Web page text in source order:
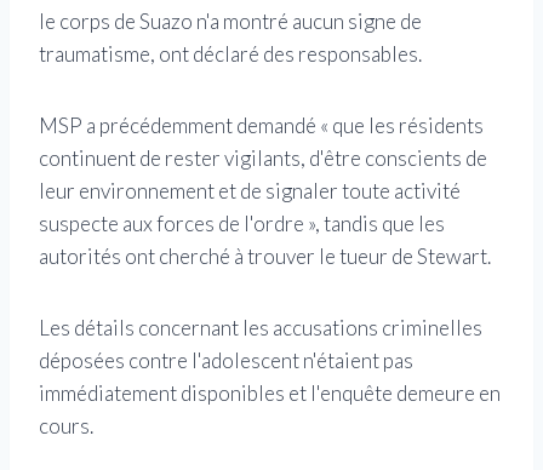
le corps de Suazo n'a montré aucun signe de
traumatisme, ont déclaré des responsables.
MSP a précédemment demandé « que les résidents
continuent de rester vigilants, d'être conscients de
leur environnement et de signaler toute activité
suspecte aux forces de l'ordre », tandis que les
autorités ont cherché à trouver le tueur de Stewart.
Les détails concernant les accusations criminelles
déposées contre l'adolescent n'étaient pas
immédiatement disponibles et l'enquête demeure en
cours.